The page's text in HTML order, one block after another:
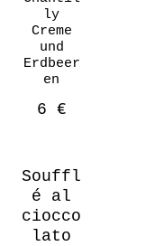
ly
Creme
und
Erdbeer
en
6 €
Souffl
é al
ciocco
lato